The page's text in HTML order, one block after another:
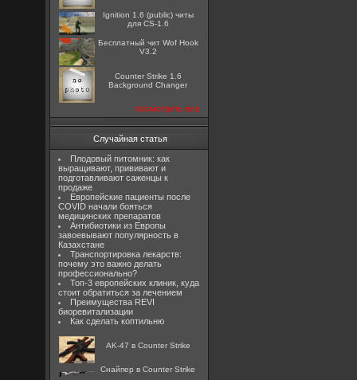
Ignition 1.6 (public) читы
для CS-1.6
Бесплатный чит Wof Hook
V3.2
Counter Strike 1.6
Background Changer
посмотреть все
Случайная статья
Плодовый питомник: как
выращивают, прививают и
подготавливают саженцы к
продаже
Европейские пациенты после
COVID начали бояться
медицинских препаратов
Антибиотики из Европы
завоевывают популярность в
Казахстане
Транспортировка лекарств:
почему это важно делать
профессионально?
Топ-3 европейских клиник, куда
стоит обратиться за лечением
Преимущества REVI
биоревитализации
Как сделать коптильню
AK-47 в Counter Strike
Снайпер в Counter Strike